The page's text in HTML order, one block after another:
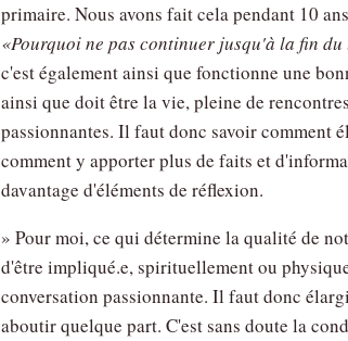
primaire. Nous avons fait cela pendant 10
Pourquoi ne pas continuer jusqu'à la fin du
c'est également ainsi que fonctionne une
ainsi que doit être la vie, pleine de
passionnantes. Il faut donc savoir comment
comment y apporter plus de faits et
davantage d'éléments de réflexion.
» Pour moi, ce qui détermine la qualité de
d'être impliqué.e, spirituellement ou
conversation passionnante. Il faut donc
aboutir quelque part. C'est sans doute la